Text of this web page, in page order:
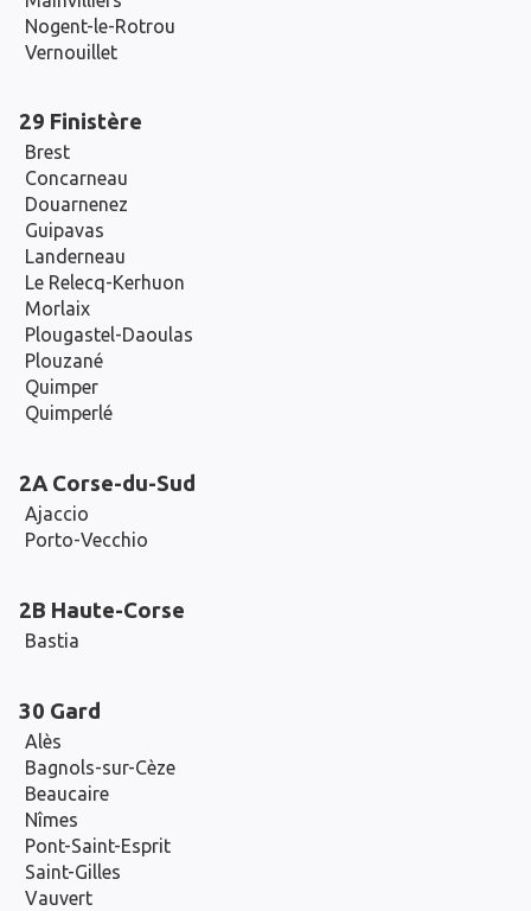
Nogent-le-Rotrou
Vernouillet
29 Finistère
Brest
Concarneau
Douarnenez
Guipavas
Landerneau
Le Relecq-Kerhuon
Morlaix
Plougastel-Daoulas
Plouzané
Quimper
Quimperlé
2A Corse-du-Sud
Ajaccio
Porto-Vecchio
2B Haute-Corse
Bastia
30 Gard
Alès
Bagnols-sur-Cèze
Beaucaire
Nîmes
Pont-Saint-Esprit
Saint-Gilles
Vauvert